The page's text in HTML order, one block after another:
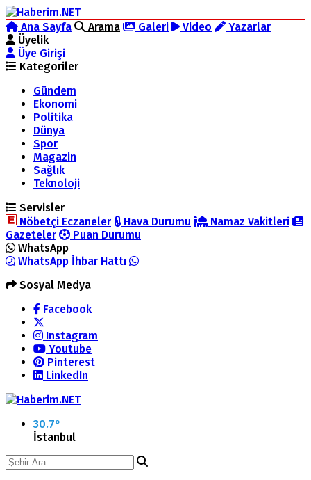
Ana Sayfa Arama Galeri Video
Yazarlar
Üyelik
Üye Girişi
Kategoriler
Gündem
Ekonomi
Politika
Dünya
Spor
Magazin
Sağlık
Teknoloji
Servisler
Nöbetçi Eczaneler
Hava Durumu
Namaz Vakitleri
Gazeteler
Puan Durumu
WhatsApp
WhatsApp İhbar Hattı
Sosyal Medya
Facebook
Instagram
Youtube
Pinterest
LinkedIn
30.7°
İstanbul